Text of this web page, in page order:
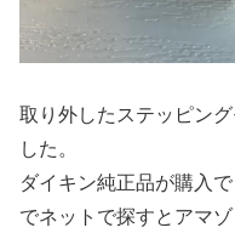
取り外したステッピン
した。
ダイキン純正品が購入
でネットで探すとアマ